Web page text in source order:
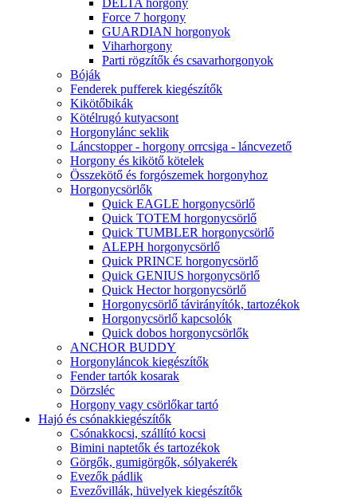
Force 7 horgony
GUARDIAN horgonyok
Viharhorgony
Parti rögzítők és csavarhorgonyok
Bóják
Fenderek pufferek kiegészítők
Kikötőbikák
Kötélrugó kutyacsont
Horgonylánc seklik
Láncstopper - horgony orrcsiga - láncvezető
Horgony és kikötő kötelek
Összekötő és forgószemek horgonyhoz
Horgonycsörlők
Quick EAGLE horgonycsörlő
Quick TOTEM horgonycsörlő
Quick TUMBLER horgonycsörlő
ALEPH horgonycsörlő
Quick PRINCE horgonycsörlő
Quick GENIUS horgonycsörlő
Quick Hector horgonycsörlő
Horgonycsörlő távirányítók, tartozékok
Horgonycsörlő kapcsolók
Quick dobos horgonycsörlők
ANCHOR BUDDY
Horgonyláncok kiegészítők
Fender tartók kosarak
Dörzsléc
Horgony vagy csörlőkar tartó
Hajó és csónakkiegészítők
Csónakkocsi, szállító kocsi
Bimini naptetők és tartozékok
Görgők, gumigörgők, sólyakerék
Evezők pádlik
Evezővillák, hüvelyek kiegészítők